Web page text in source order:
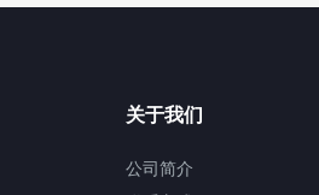
关于我们
公司简介